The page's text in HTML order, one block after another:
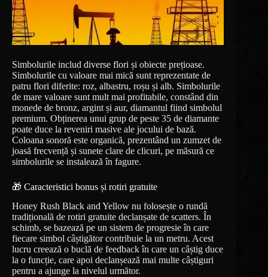
Simbolurile includ diverse flori și obiecte prețioase.
Simbolurile cu valoare mai mică sunt reprezentate de
patru flori diferite: roz, albastru, roșu și alb. Simbolurile
de mare valoare sunt mult mai profitabile, constând din
monede de bronz, argint și aur, diamantul fiind simbolul
premium. Obținerea unui grup de peste 35 de diamante
poate duce la reveniri masive ale jocului de bază.
Coloana sonoră este organică, prezentând un zumzet de
joasă frecvență și sunete clare de clicuri, pe măsură ce
simbolurile se instalează în fagure.
🎁 Caracteristici bonus și rotiri gratuite
Honey Rush Black and Yellow nu folosește o rundă
tradițională de rotiri gratuite declanșate de scatters. În
schimb, se bazează pe un sistem de progresie în care
fiecare simbol câștigător contribuie la un metru. Acest
lucru creează o buclă de feedback în care un câștig duce
la o funcție, care apoi declanșează mai multe câștiguri
pentru a ajunge la nivelul următor.